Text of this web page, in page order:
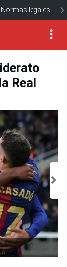
Normas legales
Real